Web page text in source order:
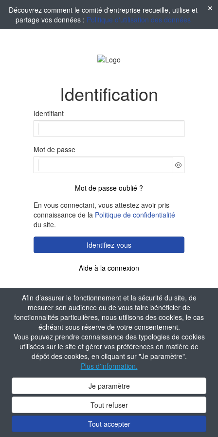
Afin d’assurer le fonctionnement et la sécurité du site, de
mesurer son audience ou de vous faire bénéficier de
fonctionnalités particulières, nous utilisons des cookies, le cas
échéant sous réserve de votre consentement.
Vous pouvez prendre connaissance des typologies de cookies
utilisées sur le site et gérer vos préférences en matière de
dépôt des cookies, en cliquant sur "Je paramètre".
Plus d'information.
Je paramètre
Tout refuser
Tout accepter
Découvrez comment le comité d'entreprise recueille, utilise et
partage vos données : Politique d'utilisation des données
Identification
Identifiant
Mot de passe
Mot de passe oublié ?
En vous connectant, vous attestez avoir pris
connaissance de la Politique de confidentialité
du site.
Identifiez-vous
Aide à la connexion